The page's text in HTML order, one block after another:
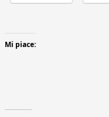
Mi piace: